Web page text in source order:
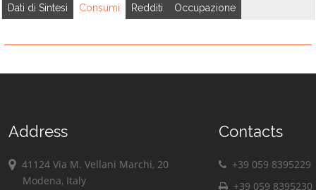
Dati di Sintesi Consumi Redditi Occupazione
Address
41124 Via M. Vellani Marchi, 20
Modena, Italy
Contacts
+39 059 8395229
+39 059 8395230